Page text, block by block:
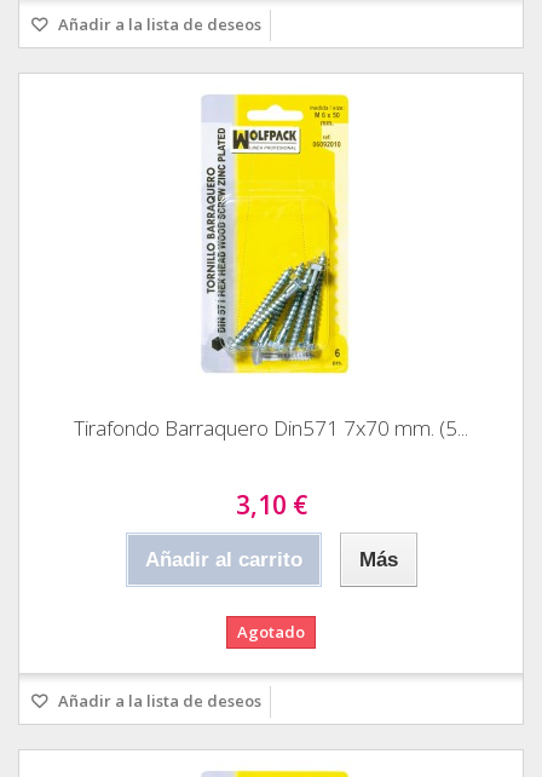
Añadir a la lista de deseos
Tirafondo Barraquero Din571 7x70 mm. (5...
3,10 €
Añadir al carrito Más
Agotado
Añadir a la lista de deseos